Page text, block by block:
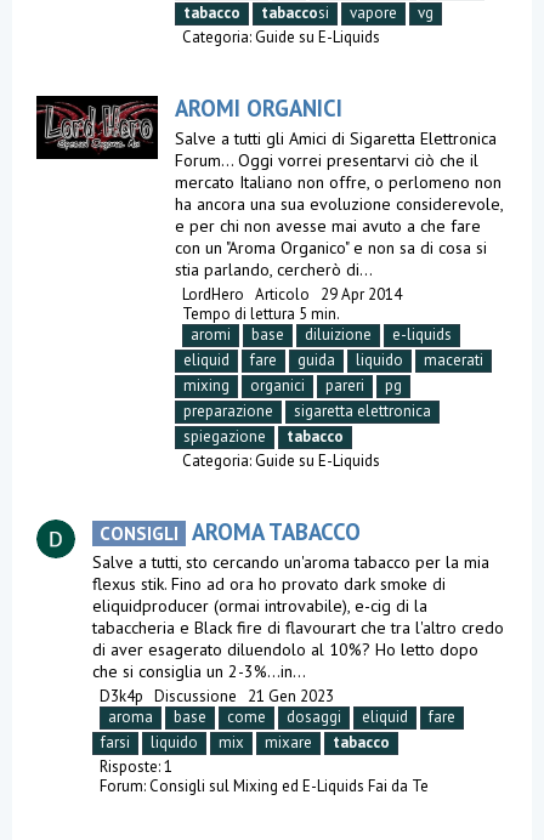
tabacco
tabaccosi vapore
vg
Categoria:Guide su E-Liquids
AROMI ORGANICI
Salve a tutti gli Amici di Sigaretta Elettronica
Forum... Oggi vorrei presentarvi ciò che il
mercato Italiano non offre, o perlomeno non
ha ancora una sua evoluzione considerevole,
e per chi non avesse mai avuto a che fare
con un "Aroma Organico" e non sa di cosa si
stia parlando, cercherò di...
LordHero Articolo
29 Apr 2014
Tempo di lettura 5 min.
aromi
base diluizione
e-liquids
eliquid
fare guida liquido
macerati
mixing
organici pareri
pg
preparazione
sigaretta elettronica
spiegazione
tabacco
Categoria:Guide su E-Liquids
CONSIGLI AROMA TABACCO
Salve a tutti, sto cercando un'aroma tabacco per la mia
flexus stik. Fino ad ora ho provato dark smoke di
eliquidproducer (ormai introvabile), e-cig di la
tabaccheria e Black fire di flavourart che tra l'altro credo
di aver esagerato diluendolo al 10%? Ho letto dopo
che si consiglia un 2-3%...in...
D3k4p Discussione
21 Gen 2023
aroma
base come dosaggi eliquid
fare
farsi
liquido mix mixare
tabacco
Risposte: 1
Forum:Consigli sul Mixing ed E-Liquids Fai da Te